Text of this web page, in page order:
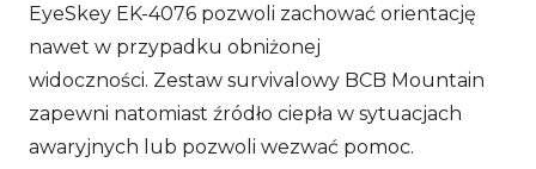
EyeSkey EK-4076 pozwoli zachować orientację
nawet w przypadku obniżonej
widoczności. Zestaw survivalowy BCB Mountain
zapewni natomiast źródło ciepła w sytuacjach
awaryjnych lub pozwoli wezwać pomoc.